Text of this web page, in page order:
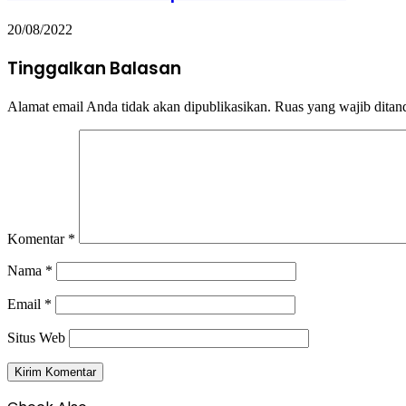
20/08/2022
Tinggalkan Balasan
Alamat email Anda tidak akan dipublikasikan. Ruas yang wajib
Komentar *
Nama *
Email *
Situs Web